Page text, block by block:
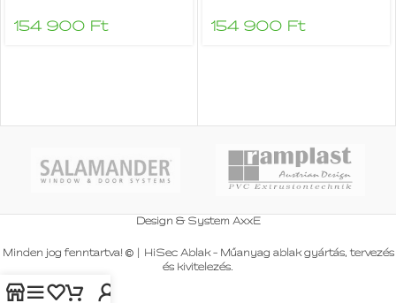
154 900 Ft 154 900 Ft
Design & System AxxE
Minden jog fenntartva! |
HiSec Ablak - Műanyag ablak gyártás, tervezés
és kivitelezés.